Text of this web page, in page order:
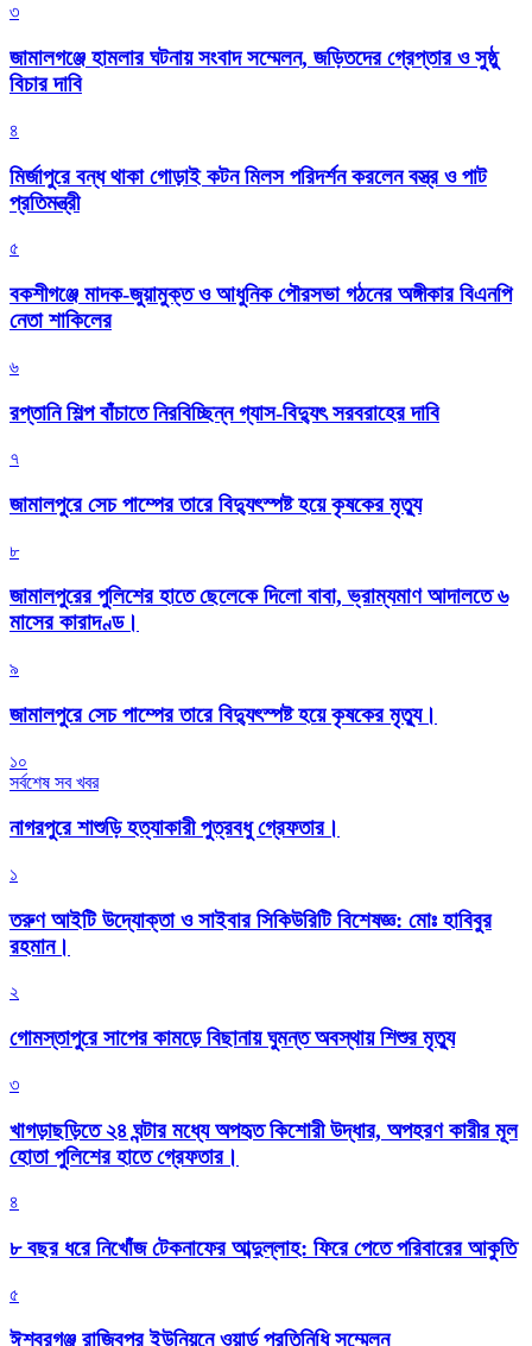
৩
জামালগঞ্জে হামলার ঘটনায় সংবাদ সম্মেলন, জড়িতদের গ্রেপ্তার ও সুষ্ঠু
বিচার দাবি
৪
মির্জাপুরে বন্ধ থাকা গোড়াই কটন মিলস পরিদর্শন করলেন বস্ত্র ও পাট
প্রতিমন্ত্রী
৫
বকশীগঞ্জে মাদক-জুয়ামুক্ত ও আধুনিক পৌরসভা গঠনের অঙ্গীকার বিএনপি
নেতা শাকিলের
৬
রপ্তানি শিল্প বাঁচাতে নিরবিচ্ছিন্ন গ্যাস-বিদ্যুৎ সরবরাহের দাবি
৭
জামালপুরে সেচ পাম্পের তারে বিদ্যুৎস্পষ্ট হয়ে কৃষকের মৃত্যু
৮
জামালপুরের পুলিশের হাতে ছেলেকে দিলো বাবা, ভ্রাম্যমাণ আদালতে ৬
মাসের কারাদণ্ড।
৯
জামালপুরে সেচ পাম্পের তারে বিদ্যুৎস্পষ্ট হয়ে কৃষকের মৃত্যু।
১০
সর্বশেষ সব খবর
নাগরপুরে শাশুড়ি হত্যাকারী পুত্রবধু গ্রেফতার।
১
তরুণ আইটি উদ্যোক্তা ও সাইবার সিকিউরিটি বিশেষজ্ঞ: মোঃ হাবিবুর
রহমান।
২
গোমস্তাপুরে সাপের কামড়ে বিছানায় ঘুমন্ত অবস্থায় শিশুর মৃত্যু
৩
খাগড়াছড়িতে ২৪ ঘন্টার মধ্যে অপহৃত কিশোরী উদ্ধার, অপহরণ কারীর মূল
হোতা পুলিশের হাতে গ্রেফতার।
৪
৮ বছর ধরে নিখোঁজ টেকনাফের আব্দুল্লাহ: ফিরে পেতে পরিবারের আকুতি
৫
ঈশ্বরগঞ্জ রাজিবপুর ইউনিয়নে ওয়ার্ড প্রতিনিধি সম্মেলন